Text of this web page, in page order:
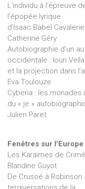
L'individu à l’épreuve
l’épopée lyrique
d’Isaac Babel
Catherine Géry
Autobiographie d’un
occidentale : Iouri Vella
et la projection dans
Eva Toulouze
Cyberia : les monades
du « je »
Julien Paret
Fenêtres sur l’Europe
Les Karaïmes de
Blandine Guyot
De Crusoé à